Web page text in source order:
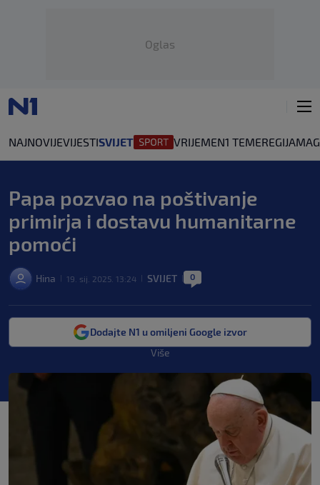
Oglas
NAJNOVIJEVIJESTISVIJET VRIJEMEN1 TEMEREGIJA
Papa pozvao na poštivanje
primirja i dostavu humanitarne
pomoći
Hina 19. sij. 2025. 13:24 SVIJET 0
Dodajte N1 u omiljeni Google izvor
Više